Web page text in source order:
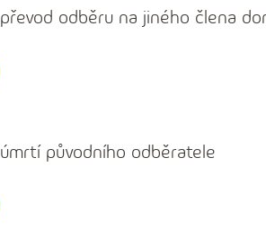
převod odběru na jiného člena
úmrtí původního odběratele